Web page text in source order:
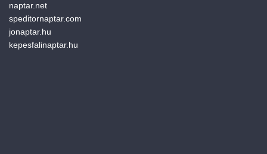
naptar.net
speditornaptar.com
jonaptar.hu
kepesfalinaptar.hu